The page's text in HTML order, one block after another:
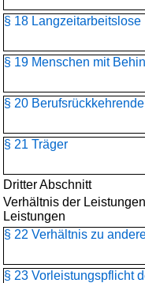
§ 18 Langzeitarbeitslose
§ 19 Menschen mit
§ 20 Berufsrückkehrende
§ 21 Träger
Dritter Abschnitt
Verhältnis der
Leistungen
§ 22 Verhältnis zu
§ 23 Vorleistungspflicht